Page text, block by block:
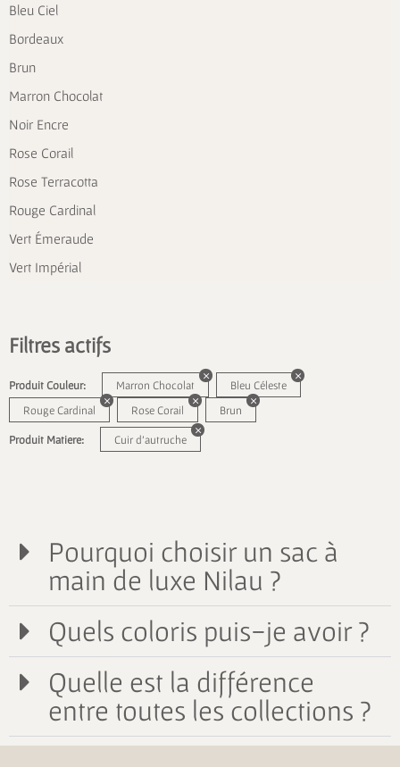
Bleu Ciel
Bordeaux
Brun
Marron Chocolat
Noir Encre
Rose Corail
Rose Terracotta
Rouge Cardinal
Vert Émeraude
Vert Impérial
Filtres actifs
Produit Couleur: Marron Chocolat
Bleu Céleste
Rouge Cardinal
Rose Corail Brun
Produit Matiere: Cuir d'autruche
Pourquoi choisir un sac à
main de luxe Nilau ?
Quels coloris puis-je avoir ?
Quelle est la différence
entre toutes les collections ?